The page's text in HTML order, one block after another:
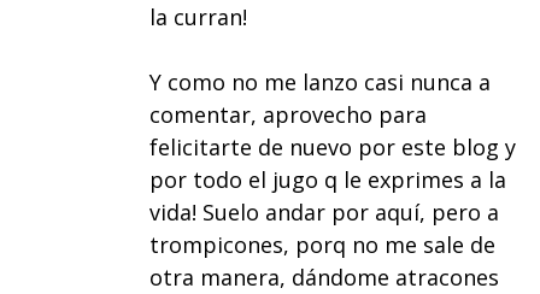
la curran!
Y como no me lanzo casi nunca a
comentar, aprovecho para
felicitarte de nuevo por este blog y
por todo el jugo q le exprimes a la
vida! Suelo andar por aquí, pero a
trompicones, porq no me sale de
otra manera, dándome atracones